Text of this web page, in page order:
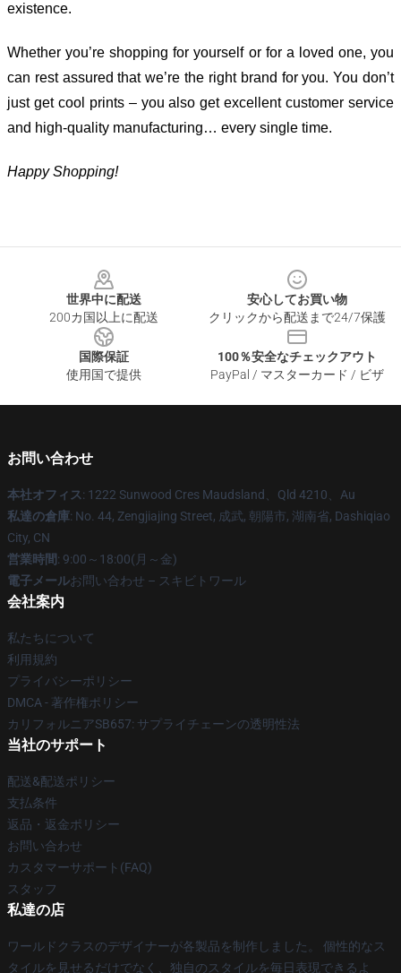
existence.
Whether you’re shopping for yourself or for a loved one, you
can rest assured that we’re the right brand for you. You don’t
just get cool prints – you also get excellent customer service
and high-quality manufacturing… every single time.
Happy Shopping!
世界中に配送
200カ国以上に配送
安心してお買い物
クリックから配送まで24/7保護
国際保証
使用国で提供
100％安全なチェックアウト
PayPal / マスターカード / ビザ
お問い合わせ
本社オフィス: 1222 Sunwood Cres Maudsland、Qld 4210、Au
私達の倉庫: No. 44, Zengjiajing Street, 成武, 朝陽市, 湖南省, Dashiqiao
City, CN
営業時間: 9:00～18:00(月～金)
電子メールお問い合わせ – スキビトワール
会社案内
私たちについて
利用規約
プライバシーポリシー
DMCA - 著作権ポリシー
カリフォルニアSB657: サプライチェーンの透明性法
当社のサポート
配送&配送ポリシー
支払条件
返品・返金ポリシー
お問い合わせ
カスタマーサポート(FAQ)
スタッフ
私達の店
ワールドクラスのデザイナーが各製品を制作しました。 個性的なス
タイルを見せるだけでなく、独自のスタイルを毎日表現できるよ